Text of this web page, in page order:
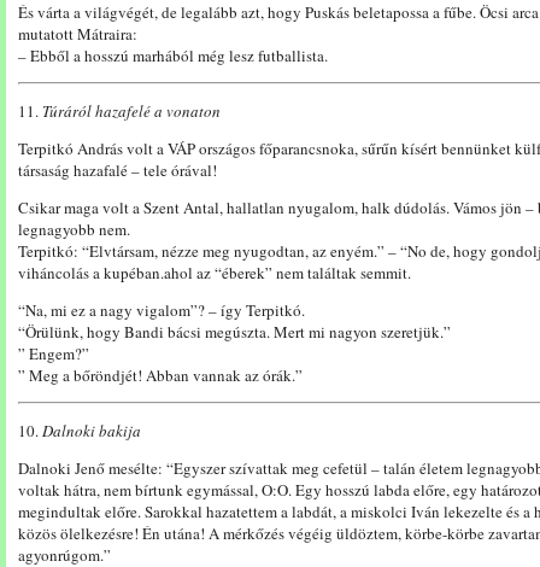
És várta a világvégét, de legalább azt, hogy Puskás beletapossa a fűbe. Öcsi
mutatott Mátraira:
– Ebből a hosszú marhából még lesz futballista.
11. Túráról hazafelé a vonaton
Terpitkó András volt a VÁP országos főparancsnoka, sűrűn kísért bennünket
társaság hazafalé – tele órával!
Csikar maga volt a Szent Antal, hallatlan nyugalom, halk dúdolás. Vámos jön
legnagyobb nem.
Terpitkó: “Elvtársam, nézze meg nyugodtan, az enyém.” – “No de, hogy
viháncolás a kupéban.ahol az “éberek” nem találtak semmit.
“Na, mi ez a nagy vigalom”? – így Terpitkó.
“Örülünk, hogy Bandi bácsi megúszta. Mert mi nagyon szeretjük.”
” Engem?”
” Meg a bőröndjét! Abban vannak az órák.”
10.Dalnoki bakija
Dalnoki Jenő mesélte: “Egyszer szívattak meg cefetül – talán életem
voltak hátra, nem bírtunk egymással, O:O. Egy hosszú labda előre, egy
megindultak előre. Sarokkal hazatettem a labdát, a miskolci Iván lekezelte és
közös ölelkezésre! Én utána! A mérkőzés végéig üldöztem, körbe-körbe
agyonrúgom.”